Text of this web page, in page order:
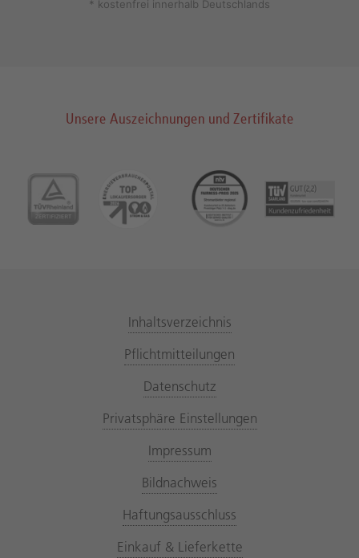
* kostenfrei innerhalb Deutschlands
Unsere Auszeichnungen und Zertifikate
Inhaltsverzeichnis
Pflichtmitteilungen
Datenschutz
Privatsphäre Einstellungen
Impressum
Bildnachweis
Haftungsausschluss
Einkauf & Lieferkette